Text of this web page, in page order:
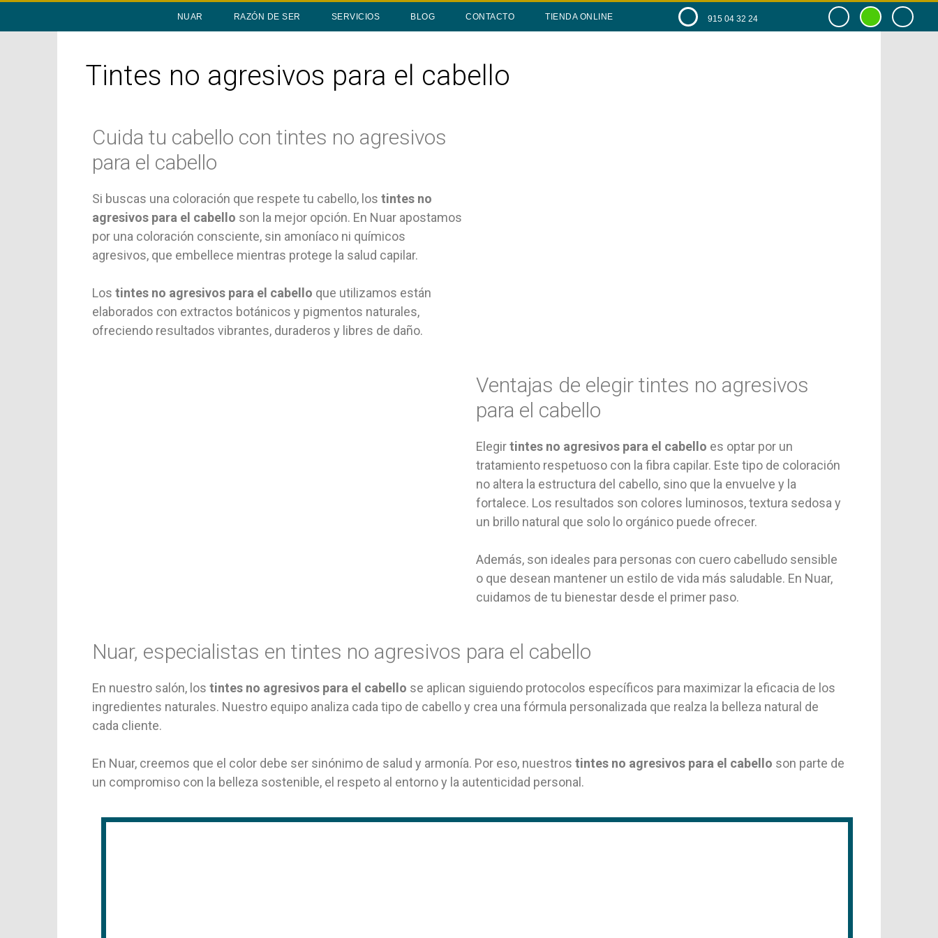
NUAR RAZÓN DE SER SERVICIOS BLOG CONTACTO TIENDA ONLINE 915 04 32 24
Tintes no agresivos para el cabello
Cuida tu cabello con tintes no agresivos
para el cabello
Si buscas una coloración que respete tu cabello, los tintes no
agresivos para el cabello son la mejor opción. En Nuar apostamos
por una coloración consciente, sin amoníaco ni químicos
agresivos, que embellece mientras protege la salud capilar.
Los tintes no agresivos para el cabello que utilizamos están
elaborados con extractos botánicos y pigmentos naturales,
ofreciendo resultados vibrantes, duraderos y libres de daño.
Ventajas de elegir tintes no agresivos
para el cabello
Elegirtintes no agresivos para el cabello es optar por un
tratamiento respetuoso con la fibra capilar. Este tipo de coloración
no altera la estructura del cabello, sino que la envuelve y la
fortalece. Los resultados son colores luminosos, textura sedosa y
un brillo natural que solo lo orgánico puede ofrecer.
Además, son ideales para personas con cuero cabelludo sensible
o que desean mantener un estilo de vida más saludable. En Nuar,
cuidamos de tu bienestar desde el primer paso.
Nuar, especialistas en tintes no agresivos para el cabello
En nuestro salón, los tintes no agresivos para el cabello se aplican siguiendo protocolos específicos para maximizar la eficacia de los
ingredientes naturales. Nuestro equipo analiza cada tipo de cabello y crea una fórmula personalizada que realza la belleza natural de
cada cliente.
En Nuar, creemos que el color debe ser sinónimo de salud y armonía. Por eso, nuestros tintes no agresivos para el cabello son parte de
un compromiso con la belleza sostenible, el respeto al entorno y la autenticidad personal.